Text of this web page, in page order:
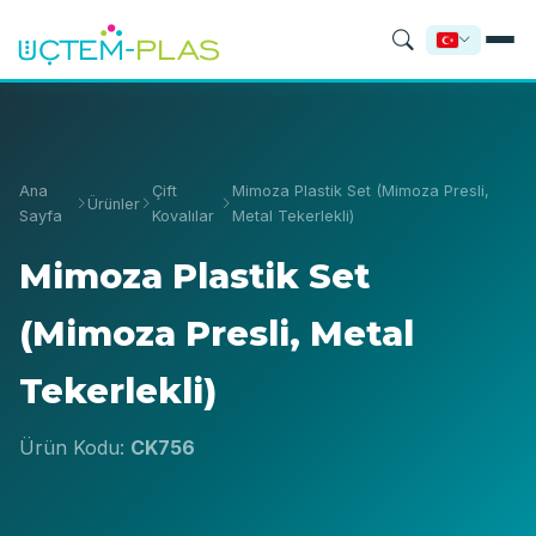
Ana
Sayfa
Ürünler
Çift
Kovalılar
Mimoza Plastik Set (Mimoza Presli,
Metal Tekerlekli)
Mimoza Plastik Set
(Mimoza Presli, Metal
Tekerlekli)
Ürün Kodu: CK756